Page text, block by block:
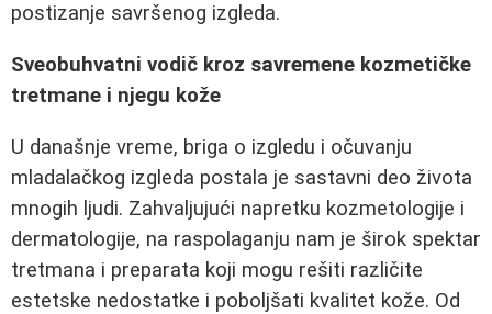
postizanje savršenog izgleda.
Sveobuhvatni vodič kroz savremene kozmetičke
tretmane i njegu kože
U današnje vreme, briga o izgledu i očuvanju
mladalačkog izgleda postala je sastavni deo života
mnogih ljudi. Zahvaljujući napretku kozmetologije i
dermatologije, na raspolaganju nam je širok spektar
tretmana i preparata koji mogu rešiti različite
estetske nedostatke i poboljšati kvalitet kože. Od